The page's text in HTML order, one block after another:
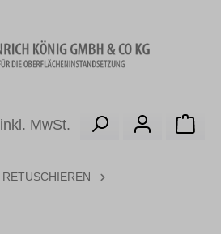
inkl. MwSt.
RETUSCHIEREN